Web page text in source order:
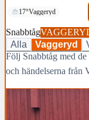
17°Vaggeryd
Snabbtåg
Alla
Vaggeryd
Följ Snabbtåg med
och händelserna från